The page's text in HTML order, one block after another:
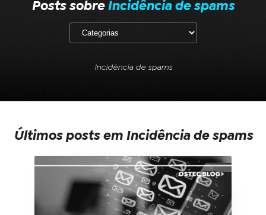
Posts sobre Incidência de spams
Incidência de spams
Últimos posts em Incidência de spams